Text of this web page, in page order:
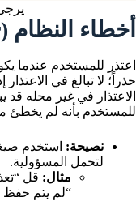
أخطاء النظام (System error)
اعتذر للمستخدم عندما
حذراً؛ لا تبالغ في
الاعتذار في غير محله قد
للمستخدم بأنه لم يخطئ
نصيحة:
لتحمل المسؤولية.
مثال: قل
“لم يتم حفظ